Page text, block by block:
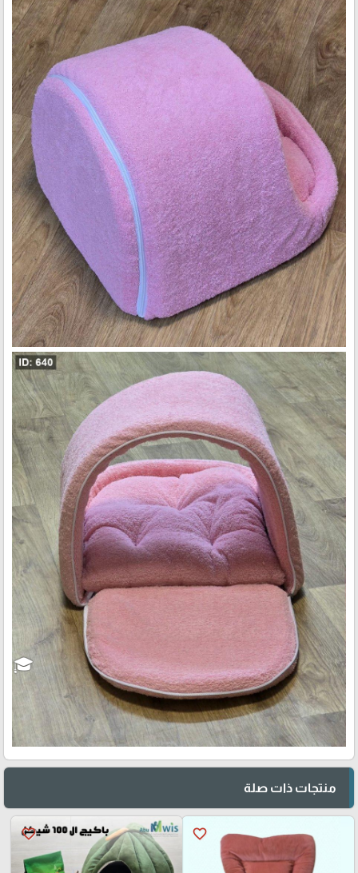
منتجات ذات صلة
favorite_border
favorite_border